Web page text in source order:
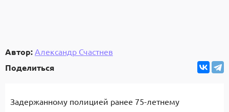
Автор: Александр Счастнев
Поделиться
Задержанному полицией ранее 75-летнему